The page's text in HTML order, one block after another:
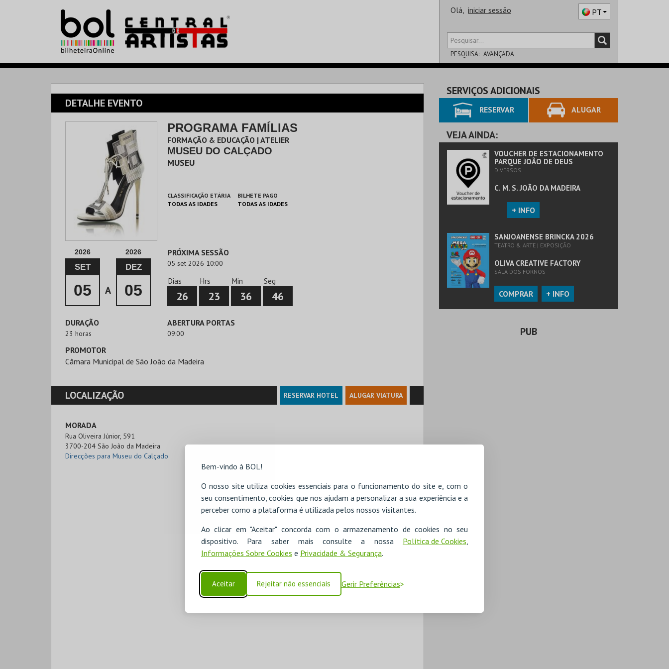
Bem-vindo à BOL!
O nosso site utiliza cookies essenciais para o funcionamento do site e, com o
seu consentimento, cookies que nos ajudam a personalizar a sua experiência e a
perceber como a plataforma é utilizada pelos nossos visitantes.
Ao clicar em "Aceitar" concorda com o armazenamento de cookies no seu
dispositivo. Para saber mais consulte a nossa Política de Cookies,
Informações Sobre Cookies e Privacidade & Segurança.
Aceitar Rejeitar não essenciais Gerir Preferências
Olá, iniciar sessão PT
PESQUISA: AVANÇADA
SALA
DETALHE EVENTO
PROGRAMA FAMÍLIAS
FORMAÇÃO & EDUCAÇÃO | ATELIER
MUSEU DO CALÇADO
MUSEU
CLASSIFICAÇÃO ETÁRIA
TODAS AS IDADES
BILHETE PAGO
TODAS AS IDADES
2026
SET
05 A
2026
DEZ
05
PRÓXIMA SESSÃO
05 set 2026 10:00
Dias
26
Hrs
23
Min
36
Seg
45
DURAÇÃO
23 horas
ABERTURA PORTAS
09:00
PROMOTOR
Câmara Municipal de São João da Madeira
LOCALIZAÇÃO RESERVAR HOTEL ALUGAR VIATURA
MORADA
Rua Oliveira Júnior, 591
3700-204 São João da Madeira
Direcções para Museu do Calçado
SERVIÇOS ADICIONAIS
RESERVAR ALUGAR
VEJA AINDA:
VOUCHER DE ESTACIONAMENTO
PARQUE JOÃO DE DEUS
DIVERSOS
C. M. S. JOÃO DA MADEIRA
+ INFO
SANJOANENSE BRINCKA 2026
TEATRO & ARTE | EXPOSIÇÃO
OLIVA CREATIVE FACTORY
SALA DOS FORNOS
COMPRAR + INFO
PUB